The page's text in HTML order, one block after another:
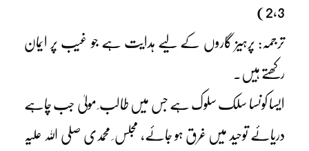
2,3)
ترجمہ: پرہیز گاروں کے لیے ہدایت ہے جو غیب پر ایمان
رکھتے ہیں۔
ایسا کونسا سلک سلوک ہے جس میں طالب ِ مولیٰ جب چاہے
دریائے توحید میں غرق ہو جائے، مجلس ِ محمدی صلی اللہ علیہ